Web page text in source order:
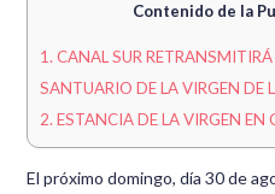
Contenido de la
1. CANAL SUR
SANTUARIO DE LA VIRGEN DE
2. ESTANCIA DE LA VIRGEN EN
El próximo domingo, día 30 de